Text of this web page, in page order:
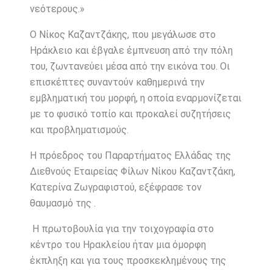
νεότερους.»
Ο Νίκος Καζαντζάκης, που μεγάλωσε στο
Ηράκλειο και έβγαλε έμπνευση από την πόλη
του, ζωντανεύει μέσα από την εικόνα του. Οι
επισκέπτες συναντούν καθημερινά την
εμβληματική του μορφή, η οποία εναρμονίζεται
με το φυσικό τοπίο και προκαλεί συζητήσεις
και προβληματισμούς.
Η πρόεδρος του Παραρτήματος Ελλάδας της
Διεθνούς Εταιρείας Φίλων Νίκου Καζαντζάκη,
Κατερίνα Ζωγραφιστού, εξέφρασε τον
θαυμασμό της .
Η πρωτοβουλία για την τοιχογραφία στο
κέντρο του Ηρακλείου ήταν μια όμορφη
έκπληξη και για τους προσκεκλημένους της